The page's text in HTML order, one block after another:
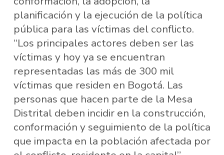
planificación y la ejecución de la política
pública para las víctimas del conflicto.
“Los principales actores deben ser las
víctimas y hoy ya se encuentran
representadas las más de 300 mil
víctimas que residen en Bogotá. Las
personas que hacen parte de la Mesa
Distrital deben incidir en la construcción,
conformación y seguimiento de la política
que impacta en la población afectada por